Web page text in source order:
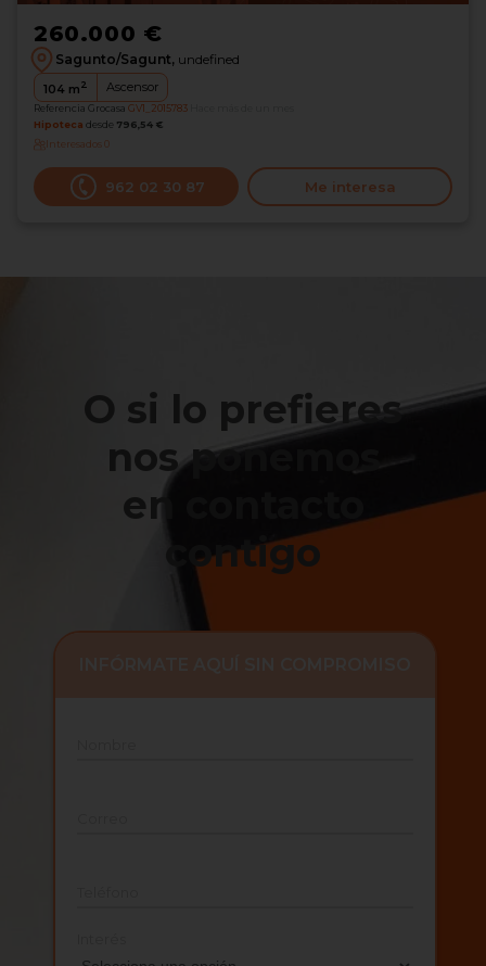
260.000 €
Sagunto/Sagunt, undefined
104 m2 Ascensor
Referencia Grocasa GV1_2015783
Hipoteca desde 796,54 €
Interesados0
962 02 30 87 Me interesa
O si lo prefieres
nos ponemos
en contacto
contigo